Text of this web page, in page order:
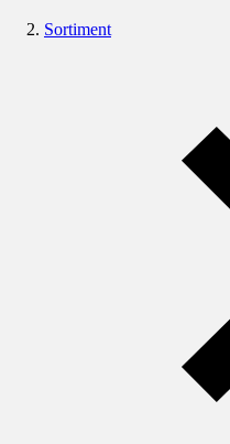
Sortiment